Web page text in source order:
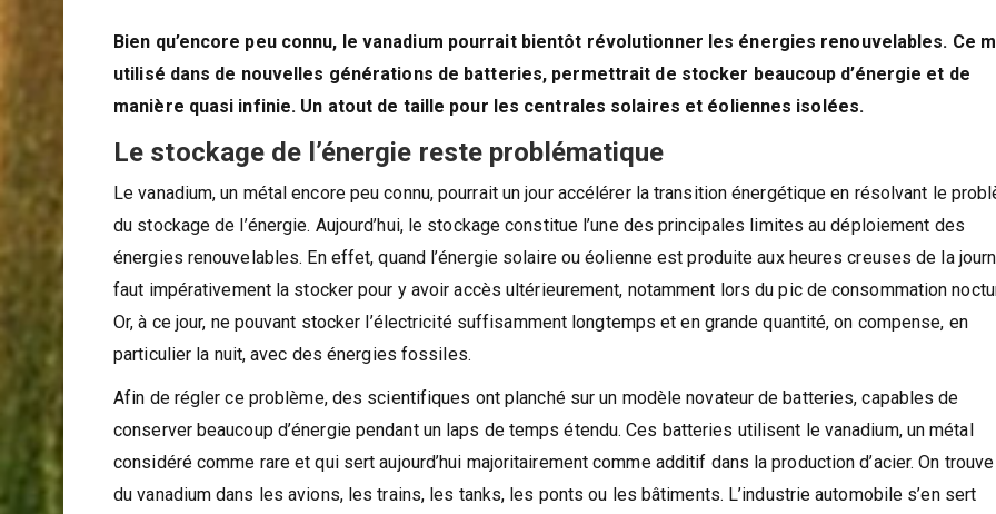
Bien qu’encore peu connu, le vanadium pourrait bientôt révolutionner les énergies renouvelables. Ce
utilisé dans de nouvelles générations de batteries, permettrait de stocker beaucoup d’énergie et de
manière quasi infinie. Un atout de taille pour les centrales solaires et éoliennes isolées.
Le stockage de l’énergie reste problématique
Le vanadium, un métal encore peu connu, pourrait un jour accélérer la transition énergétique en résolvant le
du stockage de l’énergie. Aujourd’hui, le stockage constitue l’une des principales limites au déploiement des
énergies renouvelables. En effet, quand l’énergie solaire ou éolienne est produite aux heures creuses de la
faut impérativement la stocker pour y avoir accès ultérieurement, notamment lors du pic de consommation
Or, à ce jour, ne pouvant stocker l’électricité suffisamment longtemps et en grande quantité, on compense, en
particulier la nuit, avec des énergies fossiles.
Afin de régler ce problème, des scientifiques ont planché sur un modèle novateur de batteries, capables de
conserver beaucoup d’énergie pendant un laps de temps étendu. Ces batteries utilisent le vanadium, un métal
considéré comme rare et qui sert aujourd’hui majoritairement comme additif dans la production d’acier. On
du vanadium dans les avions, les trains, les tanks, les ponts ou les bâtiments. L’industrie automobile s’en sert